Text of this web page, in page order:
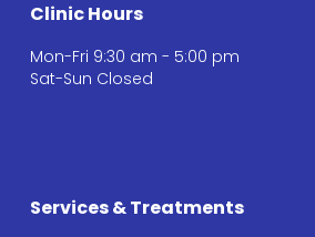
Clinic Hours
Mon-Fri 9:30 am - 5:00 pm
Sat-Sun Closed
Services & Treatments